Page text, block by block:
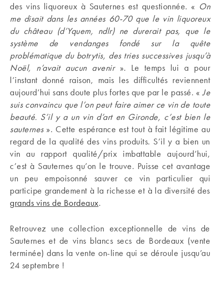
des vins liquoreux à Sauternes est questionnée. « On
me disait dans les années 60-70 que le vin liquoreux
du château (d’Yquem, ndlr) ne durerait pas, que le
système de vendanges fondé sur la quête
problématique du botrytis, des tries successives jusqu’à
Noël, n’avait aucun avenir». Le temps lui a pour
l’instant donné raison, mais les difficultés reviennent
aujourd’hui sans doute plus fortes que par le passé. «Je
suis convaincu que l’on peut faire aimer ce vin de toute
beauté. S’il y a un vin d’art en Gironde, c’est bien le
sauternes ». Cette espérance est tout à fait légitime au
regard de la qualité des vins produits. S’il y a bien un
vin au rapport qualité/prix imbattable aujourd’hui,
c’est à Sauternes qu’on le trouve. Puisse cet avantage
un peu empoisonné sauver ce vin particulier qui
participe grandement à la richesse et à la diversité des
grands vins de Bordeaux.
Retrouvez une collection exceptionnelle de vins de
Sauternes et de vins blancs secs de Bordeaux (vente
terminée) dans la vente on-line qui se déroule jusqu’au
24 septembre !